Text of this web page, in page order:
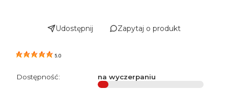
Udostępnij Zapytaj o produkt
5.0
Dostępność: na wyczerpaniu